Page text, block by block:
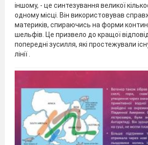
іншому, - це синтезування великої
одному місці. Він використовував
материків, спираючись на форми
шельфів. Це призвело до кращої
попередні зусилля, які простежували
лінії .